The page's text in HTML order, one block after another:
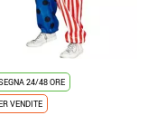
24/48 ORE
VENDITE